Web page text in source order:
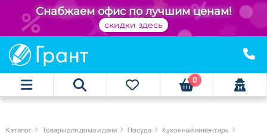
Снабжаем офис по лучшим ценам!
скидки здесь
0
Каталог Товары для дома и дачи Посуда
Кухонный инвентарь